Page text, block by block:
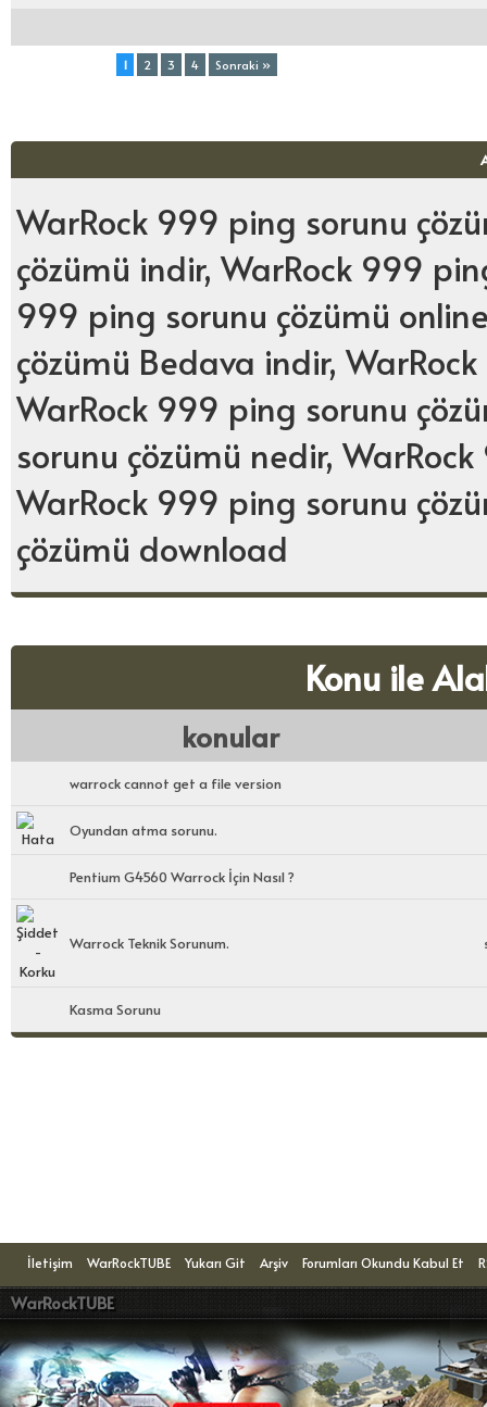
1 2 3 4 Sonraki »
WarRock 999 ping sorunu
çözümü indir, WarRock 999
999 ping sorunu çözümü
çözümü Bedava indir,
WarRock 999 ping sorunu
sorunu çözümü nedir,
WarRock 999 ping sorunu
çözümü download
Konu ile
konular
warrock cannot get a file version
Oyundan atma sorunu.
Pentium G4560 Warrock İçin Nasıl ?
Warrock Teknik Sorunum.
Kasma Sorunu
İletişim WarRockTUBE Yukarı Git Arşiv Forumları Okundu Kabul Et
WarRockTUBE